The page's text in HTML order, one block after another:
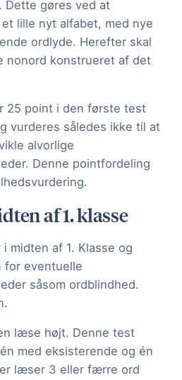
gøres ved at
lille nyt alfabet, med nye
ordlyde. Herefter skal
konstrueret af det
25 point i den første test
vurderes således ikke til at
alvorlige
Denne pointfordeling
af 1. klasse
midten af 1. Klasse og
eventuelle
såsom ordblindhed.
læse højt. Denne test
med eksisterende og én
læser 3 eller færre ord